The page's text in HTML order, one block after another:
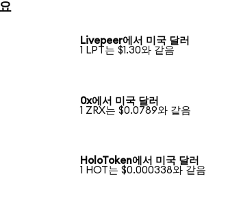
Livepeer에서 미국 달러
1 LPT는 $1.30와 같음
0x에서 미국 달러
1 ZRX는 $0.0789와 같음
HoloToken에서 미국 달러
1 HOT는 $0.000338와 같음